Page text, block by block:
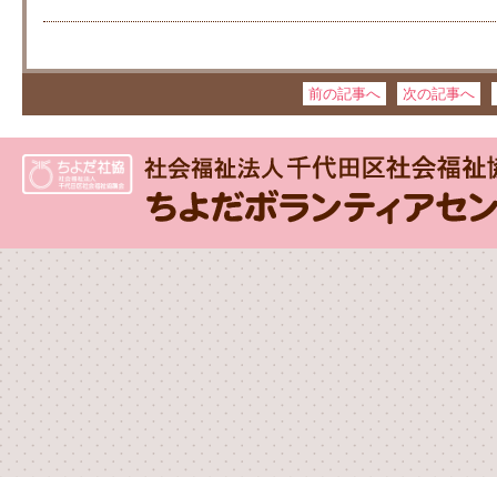
前の記事へ 次の記事へ